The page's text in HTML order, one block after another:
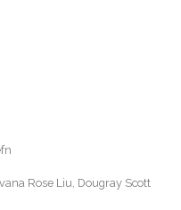
Rose Liu, Dougray Scott